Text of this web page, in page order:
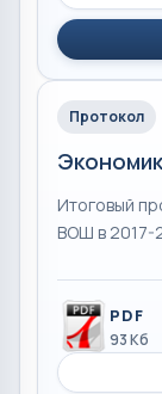
Протокол
Итоговый
ВОШ в 2017-
PDF
93 Кб